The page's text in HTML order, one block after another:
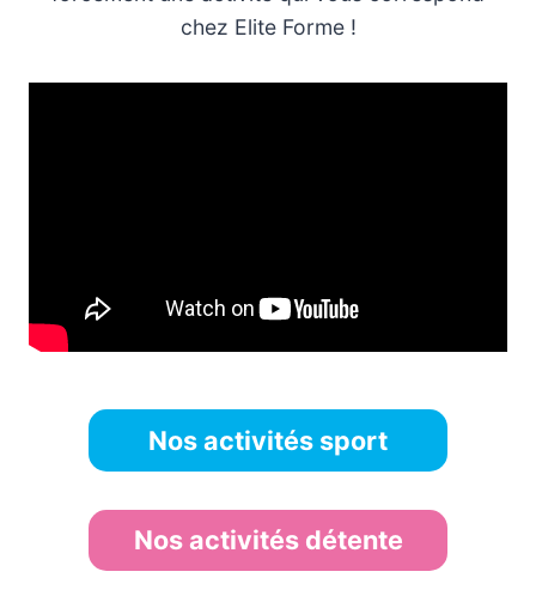
chez Elite Forme !
Nos activités sport
Nos activités détente